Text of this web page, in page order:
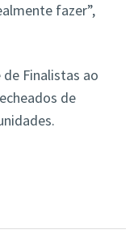
fazer”,
Finalistas ao
de